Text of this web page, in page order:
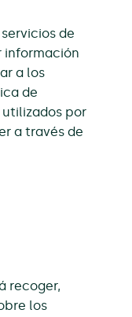
de
información
a los
de
por
a través de
recoger,
los